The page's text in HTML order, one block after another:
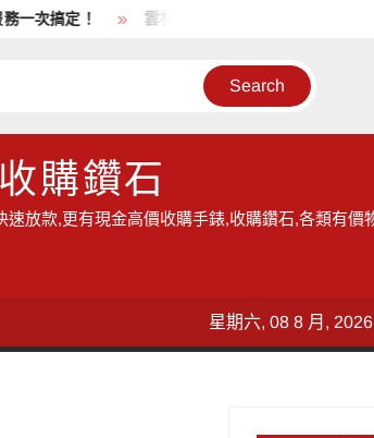
次搞定！ 雲林地區的收購手錶服務,讓您獲得現
購鑽石
放款,更有現金高價收購手錶,收購鑽石,各類有價
星期六, 08 8 月, 2026